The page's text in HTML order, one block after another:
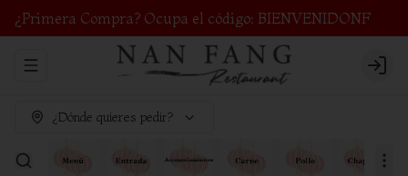
¿Primera Compra? Ocupa el código: BIENVENIDONF
Abrir menu de navegación Login
¿Dónde quieres pedir?